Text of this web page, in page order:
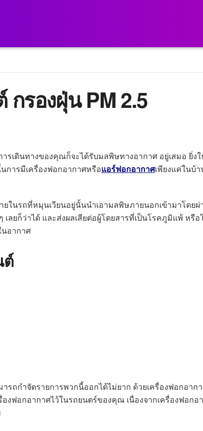
กรองฝุ่น PM 2.5
เดินทางของคุณก็จะได้รับมลพิษทางอากาศ อยู่เสมอ ยิ่ง
การมีเครื่องฟอกอากาศหรือแอร์ฟอกอากาศเพียงแค่ในบ้
นรถที่หมุนเวียนอยู่นั้นนำเอามลพิษภายนอกเข้ามาโดย
ยก็ว่าได้ และส่งผลเสียต่อผู้โดยสารที่เป็นโรคภูมิแพ้ หรือ
นอากาศ
ต์
กำจัดรายการพวกนี้ออกได้ไม่ยาก ด้วยเครื่องฟอกอาก
งฟอกอากาศไว้ในรถยนตร์ของคุณ เนื่องจากเครื่องฟอก